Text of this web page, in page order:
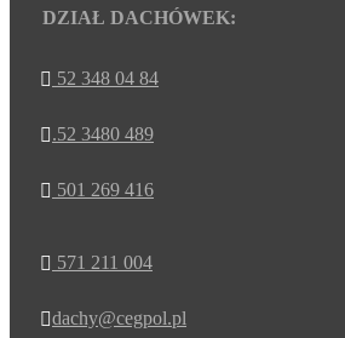
DZIAŁ DACHÓWEK:
 52 348 04 84
.52 3480 489
 501 269 416
 571 211 004
dachy@cegpol.pl